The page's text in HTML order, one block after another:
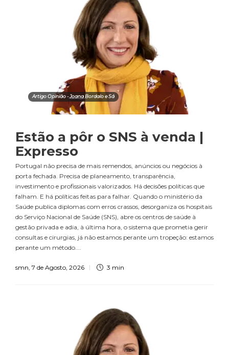
Artigo Opinião - Joana Bordalo e Sá
Estão a pôr o SNS à venda |
Expresso
Portugal não precisa de mais remendos, anúncios ou negócios à
porta fechada. Precisa de planeamento, transparência,
investimento e profissionais valorizados. Há decisões políticas que
falham. E há políticas feitas para falhar. Quando o ministério da
Saúde publica diplomas com erros crassos, desorganiza os hospitais
do Serviço Nacional de Saúde (SNS), abre os centros de saúde à
gestão privada e adia, à última hora, o sistema que prometia gerir
consultas e cirurgias, já não estamos perante um tropeção: estamos
perante um método....
smn, 7 de Agosto, 2026 3 min